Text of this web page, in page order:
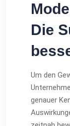
Die
Um den
genauer